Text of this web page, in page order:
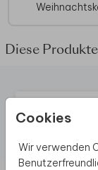
Cookies
Wir verwenden
farbiger
Zuschnitt
Gestalte
dieser
Diese